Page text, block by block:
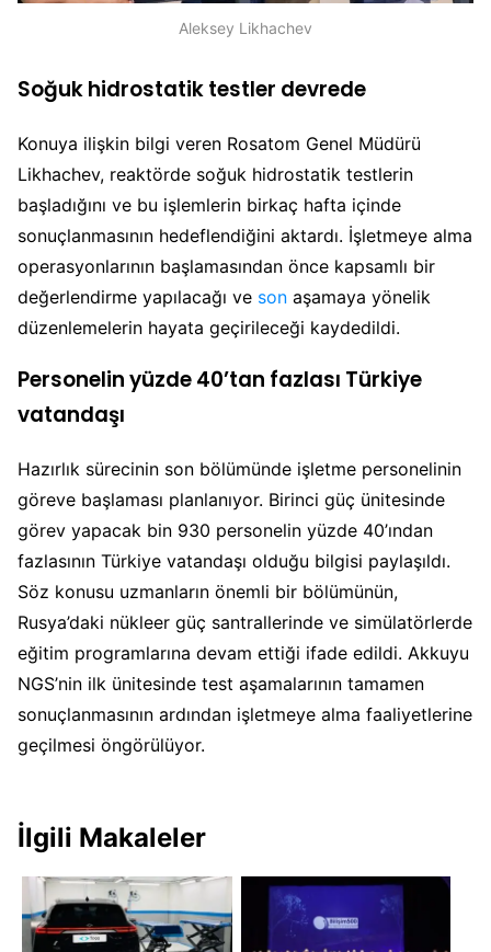
Aleksey Likhachev
Soğuk hidrostatik testler devrede
Konuya ilişkin bilgi veren Rosatom Genel Müdürü
Likhachev, reaktörde soğuk hidrostatik testlerin
başladığını ve bu işlemlerin birkaç hafta içinde
sonuçlanmasının hedeflendiğini aktardı. İşletmeye alma
operasyonlarının başlamasından önce kapsamlı bir
değerlendirme yapılacağı ve son aşamaya yönelik
düzenlemelerin hayata geçirileceği kaydedildi.
Personelin yüzde 40’tan fazlası Türkiye
vatandaşı
Hazırlık sürecinin son bölümünde işletme personelinin
göreve başlaması planlanıyor. Birinci güç ünitesinde
görev yapacak bin 930 personelin yüzde 40’ından
fazlasının Türkiye vatandaşı olduğu bilgisi paylaşıldı.
Söz konusu uzmanların önemli bir bölümünün,
Rusya’daki nükleer güç santrallerinde ve simülatörlerde
eğitim programlarına devam ettiği ifade edildi. Akkuyu
NGS’nin ilk ünitesinde test aşamalarının tamamen
sonuçlanmasının ardından işletmeye alma faaliyetlerine
geçilmesi öngörülüyor.
İlgili Makaleler